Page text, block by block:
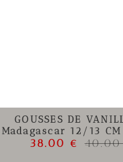
GOUSSES DE
Madagascar 12/13
38.00 €